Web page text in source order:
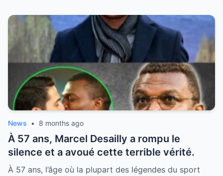
News • 8 months ago
À 57 ans, Marcel Desailly a rompu le
silence et a avoué cette terrible vérité.
À 57 ans, l’âge où la plupart des légendes du sport